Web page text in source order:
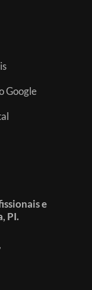
Google
e
PI.